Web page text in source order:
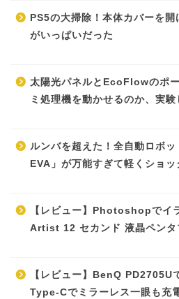
PS5の大掃除！本体カバーを開
がいっぱいだった
太陽光パネルとEcoFlowのポ
ミ処理機を動かせるのか、実験
ルンバを超えた！全自動ロボッ
EVA」が万能すぎて軽くショッ
【レビュー】Photoshopでイ
Artist 12 セカンド 液晶ペンタ
【レビュー】BenQ PD2705U
Type-Cでミラーレス一眼も充